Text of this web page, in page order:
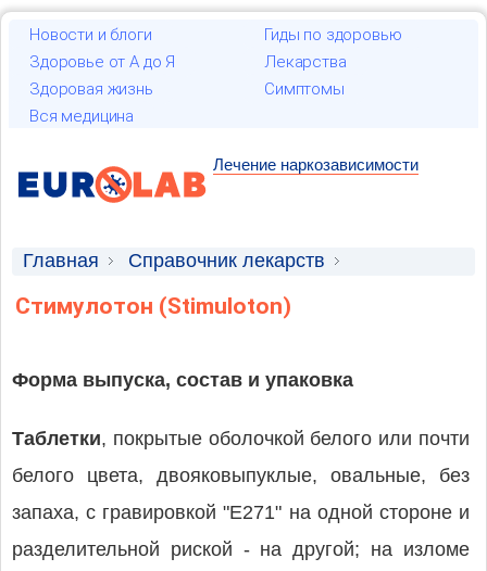
Новости и блоги
Гиды по здоровью
Здоровье от А до Я
Лекарства
Здоровая жизнь
Симптомы
Вся медицина
Лечение наркозависимости
Главная
Справочник лекарств
Лекарственные средства
Стимулотон (Stimuloton)
Форма выпуска, состав и упаковка
Таблетки, покрытые оболочкой белого или почти
белого цвета, двояковыпуклые, овальные, без
запаха, с гравировкой "Е271" на одной стороне и
разделительной риской - на другой; на изломе